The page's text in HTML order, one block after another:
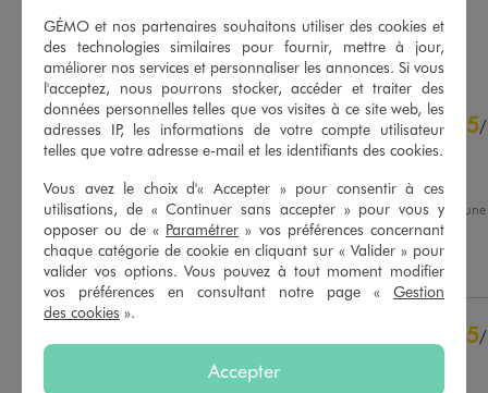
AJOUTERAU PANIER AJOUTERAU PANIER
4.7/5
Basé sur34 avis soumis à un
contrôle
Voir tous les avis sur ce site
5étoiles
0
5/
Avis vérifié et récompensé
Conforme à mes attentes
Avis du 01/07/2026 , suite à
18/06/2026 parMarilyne B.
Utile Signaler
5/
Avis vérifié et récompensé
GÉMO et nos partenaires souhaitons utiliser des cookies et
des technologies similaires pour fournir, mettre à jour,
améliorer nos services et personnaliser les annonces. Si vous
l'acceptez, nous pourrons stocker, accéder et traiter des
données personnelles telles que vos visites à ce site web, les
adresses IP, les informations de votre compte utilisateur
telles que votre adresse e-mail et les identifiants des cookies.
Vous avez le choix d'« Accepter » pour consentir à ces
utilisations, de « Continuer sans accepter » pour vous y
opposer ou de « Paramétrer » vos préférences concernant
chaque catégorie de cookie en cliquant sur « Valider » pour
valider vos options. Vous pouvez à tout moment modifier
vos préférences en consultant notre page « Gestion
des cookies ».
Accepter